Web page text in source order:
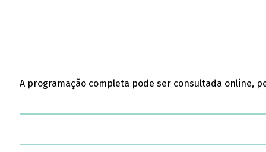
A programação completa pode ser consultada online,